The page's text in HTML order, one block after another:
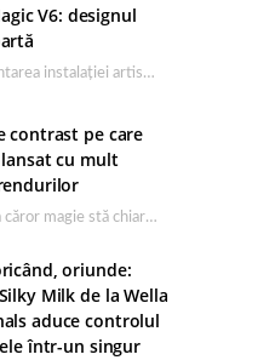
V6: designul
După prezentarea instalației artistice semnată de Catrinel Săbăciag în cadrul evenimentului de lansare HONOR Magic…
contrast pe care
cu mult
Sunt locuri a căror magie stă chiar în firea lor naturală, iar Lacul Ursu din…
oriunde:
Milk de la Wella
aduce controlul
într-un singur